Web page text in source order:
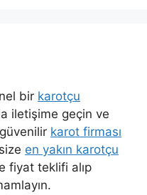
bir karotçu
iletişime geçin ve
karot firması
en yakın karotçu
fiyat teklifi alıp